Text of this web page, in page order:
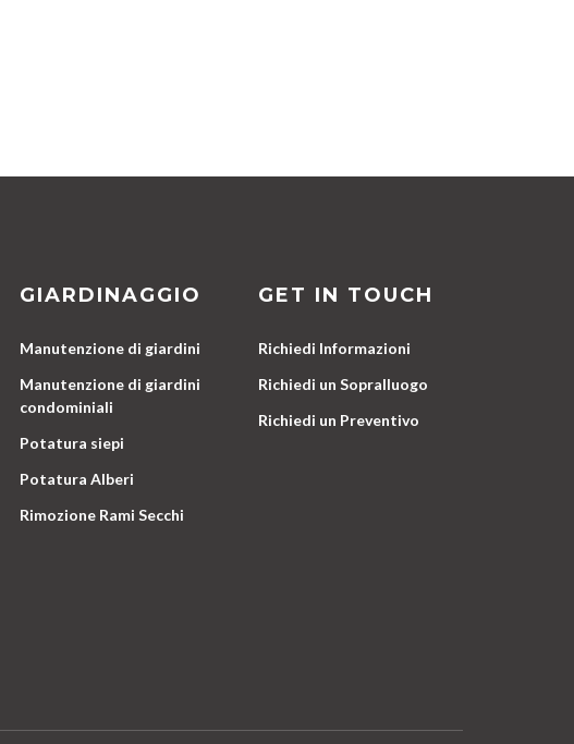
GIARDINAGGIO
Manutenzione di giardini
Manutenzione di giardini
condominiali
Potatura siepi
Potatura Alberi
Rimozione Rami Secchi
GET IN TOUCH
Richiedi Informazioni
Richiedi un Sopralluogo
Richiedi un Preventivo